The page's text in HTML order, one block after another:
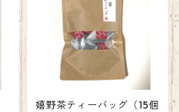
嬉野茶ティーバッグ（15個